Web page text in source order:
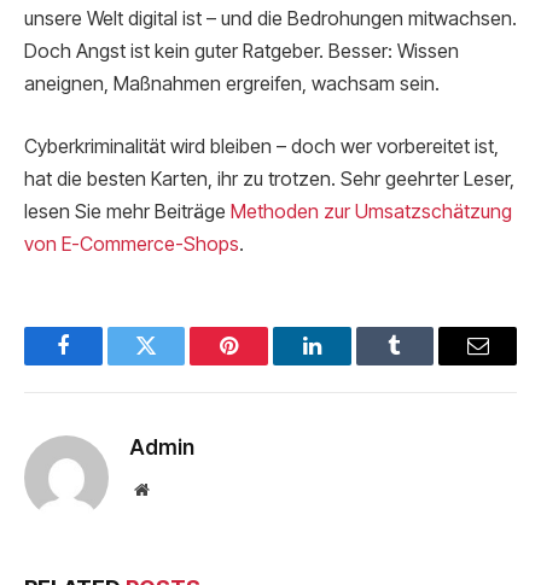
unsere Welt digital ist – und die Bedrohungen mitwachsen.
Doch Angst ist kein guter Ratgeber. Besser: Wissen
aneignen, Maßnahmen ergreifen, wachsam sein.
Cyberkriminalität wird bleiben – doch wer vorbereitet ist,
hat die besten Karten, ihr zu trotzen. Sehr geehrter Leser,
lesen Sie mehr Beiträge Methoden zur Umsatzschätzung
von E-Commerce-Shops.
FacebookTwitter Pinterest LinkedInTumblr Email
Admin
Website